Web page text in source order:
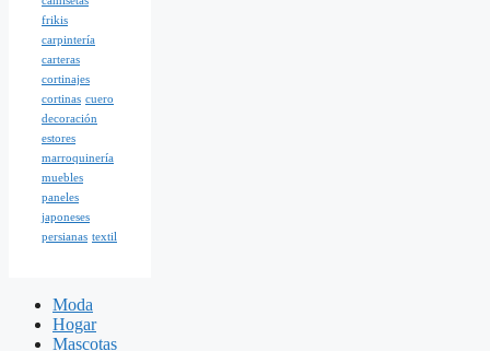
frikis
carpintería
carteras
cortinajes
cortinas cuero
decoración
estores
marroquinería
muebles
paneles
japoneses
persianas textil
Moda
Hogar
Mascotas